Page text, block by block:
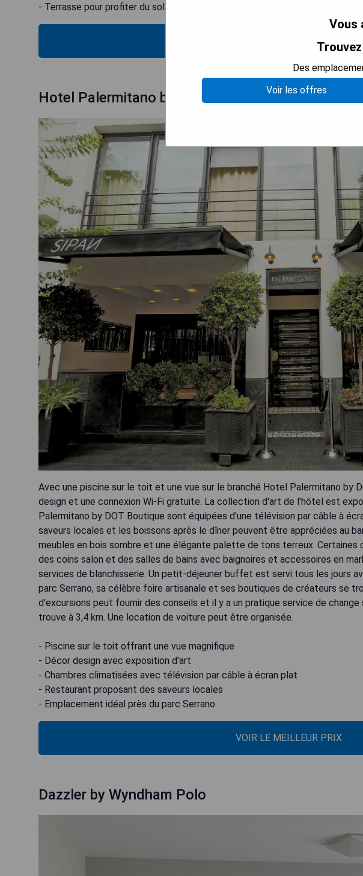
- Terrasse pour profiter du soleil
VOIR LE MEILLEUR PRIX
Hotel Palermitano by DOT Boutique
Avec une piscine sur le toit et une vue sur le branché Hotel Palermitano by
design et une connexion Wi-Fi gratuite. La collection d'art de l'hôtel est
Palermitano by DOT Boutique sont équipées d'une télévision par câble à
saveurs locales et les boissons après le dîner peuvent être appréciées au
meubles en bois sombre et une élégante palette de tons terreux. Certaines
des coins salon et des salles de bains avec baignoires et accessoires en
services de blanchisserie. Un petit-déjeuner buffet est servi tous les jours
parc Serrano, sa célèbre foire artisanale et ses boutiques de créateurs se
d'excursions peut fournir des conseils et il y a un pratique service de
trouve à 3,4 km. Une location de voiture peut être organisée.
- Piscine sur le toit offrant une vue magnifique
- Décor design avec exposition d'art
- Chambres climatisées avec télévision par câble à écran plat
- Restaurant proposant des saveurs locales
- Emplacement idéal près du parc Serrano
VOIR LE MEILLEUR PRIX
Dazzler by Wyndham Polo
Vous
Des
Voir les offres